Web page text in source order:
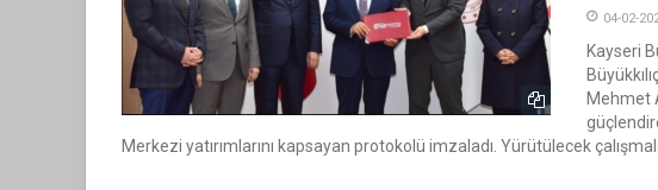
04-02-
Kayseri
Mehmet
Merkezi yatırımlarını kapsayan protokolü imzaladı. Yürütülecek